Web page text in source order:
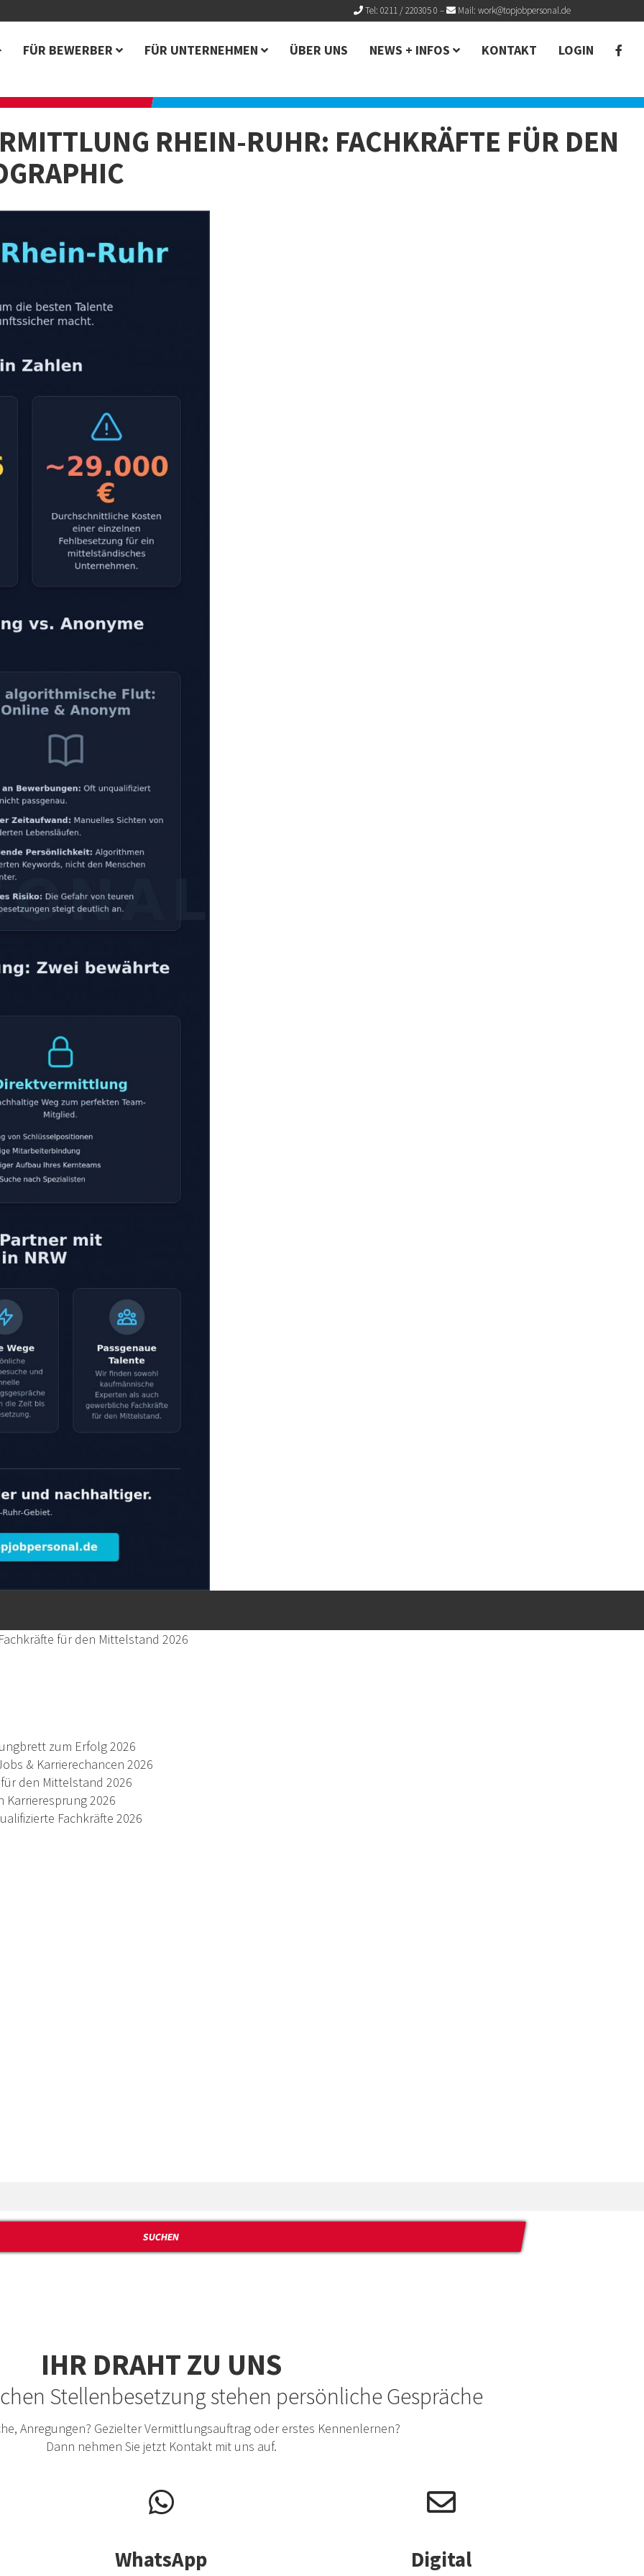
Tel: 0211 / 220305 0 – Mail: work@topjobpersonal.de
RHEIN-RUHR: FACHKRÄFTE FÜR DEN
für den Mittelstand 2026
zum Erfolg 2026
& Karrierechancen 2026
den Mittelstand 2026
2026
Fachkräfte 2026
IHR DRAHT ZU UNS
Stellenbesetzung stehen persönliche Gespräche
Anregungen? Gezielter Vermittlungsauftrag oder erstes Kennenlernen?
Dann nehmen Sie jetzt Kontakt mit uns auf.
WhatsApp Digital
FÜR BEWERBER FÜR UNTERNEHMEN ÜBER UNS NEWS + INFOS KONTAKT LOGIN